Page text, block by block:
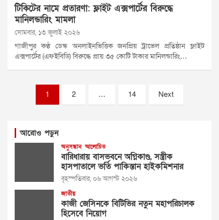
টিকিটের নামে প্রতারণা: ফ্লাইট এক্সপার্টের বিরুদ্ধে
মানিলন্ডারিং মামলা
সোমবার, ১৩ জুলাই ২০২৬
গাজীপুর কণ্ঠ ডেস্ক অনলাইনভিত্তিক জনপ্রিয় ট্রাভেল প্রতিষ্ঠান ফ্লাইট
এক্সপার্টের (এফইবিডি) বিরুদ্ধে প্রায় ৩৫ কোটি টাকার মানিলন্ডারিং…
pagination
1 2 … 14 Next
আরোও পড়ুন
অনুসন্ধান আলোচিত
বারিধারায় বাসভবনে অগ্নিকাণ্ড, সস্ত্রীক
হাসপাতালে ভর্তি পাকিস্তান হাইকমিশনার
বৃহস্পতিবার, ০৬ আগস্ট ২০২৬
জাতীয়
কাজী জেসিনকে বিটিভির নতুন মহাপরিচালক
হিসেবে নিয়োগ